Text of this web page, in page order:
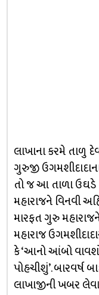
લાખાના કરમે તાળુ
ગુરુજી
તો જ આ તાળા
મહારાજને વિનવી
મારફત ગુરુ
મહારાજ
કે ‘આનો આંબો
પોહચીશું’. બારવર્ષ
લાખાજીની ખબર